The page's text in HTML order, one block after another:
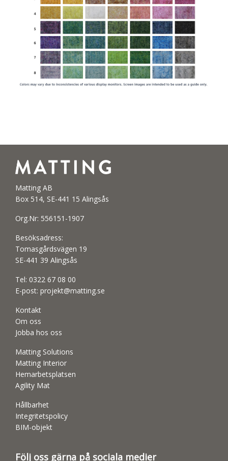
Matting AB
Box 514, SE-441 15 Alingsås
Org.Nr: 556151-1907
Besöksadress:
Tomasgårdsvägen 19
SE-441 39 Alingsås
Tel: 0322 67 08 00
E-post: projekt@matting.se
Kontakt
Om oss
Jobba hos oss
Matting Solutions
Matting Interior
Hemarbetsplatsen
Agility Mat
Hållbarhet
Integritetspolicy
BIM-objekt
Följ oss gärna på sociala medier